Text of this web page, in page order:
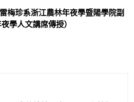
雷梅珍系浙江農林年夜學暨陽學院副
學人文講席傳授）